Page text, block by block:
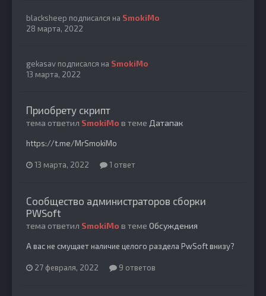
blacksheep подписался на SmokiMo
28 марта, 2022
gekasav подписался на SmokiMo
13 марта, 2022
Приобрету скрипт
тема ответил SmokiMo в теме Датапак
https://t.me/MrSmokiMo
13 марта, 2022 1 ответ
Сообщество администраторов сборки
PWSoft
тема ответил SmokiMo в теме Обсуждения
А вас не смущает наличие целого раздела PwSoft внизу?
27 февраля, 2022 9 ответов